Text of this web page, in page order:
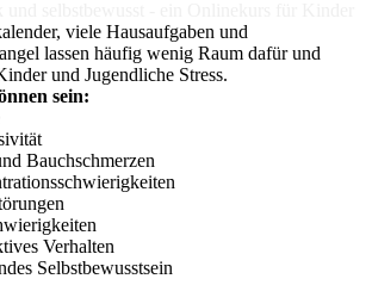
viele Hausaufgaben und
lassen häufig wenig Raum dafür und
und Jugendliche Stress.
sein:
Bauchschmerzen
Verhalten
Selbstbewusstsein